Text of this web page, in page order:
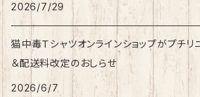
2026/7/29
猫中毒Ｔシャツオンラインショップがプチリ
＆配送料改定のおしらせ
2026/6/7